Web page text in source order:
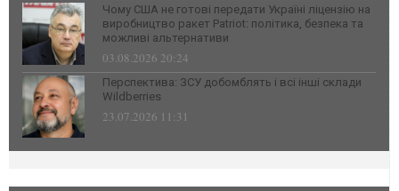
Чому США не готові передати Україні ліцензію на
виробництво ракет Patriot: політика, безпека та
можливі альтернативи
03.08.2026 20:24
Перспектива: ЗСУ добомблять і всі інші склади
Wildberries
23.07.2026 11:31